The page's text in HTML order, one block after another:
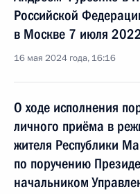
Российской
в Москве 7 июля
16 мая 2024 года, 16:16
О ходе исполнения
личного приёма в
жителя Республики
по поручению
начальником